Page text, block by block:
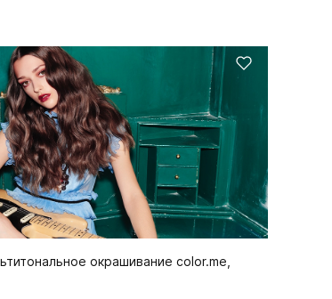
окрашивание color.me,